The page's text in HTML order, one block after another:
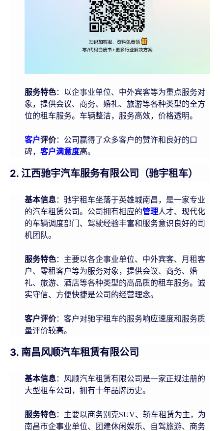
服务特色：以企事业单位、中外宾客等为重点服务对
象，提供会议、商务、婚礼、旅游等各种类型的全方
位的租车服务。车辆整洁，服务高效，价格透明。
客户评价：公司赢得了众多客户的赞许和良好的口
碑， 客户满意度高。
2. 江西驰宇汽车服务有限公司（驰宇租车）
基本信息：驰宇租车坐落于英雄城南昌，是一家专业
的汽车租赁公司。公司拥有相应的管理人才、现代化
的车辆调度部门、驾驶经验丰富和服务意识良好的司
机团队。
服务特色：主要以各企事业单位、中外宾客、月租客
户、零租客户等为服务对象，提供会议、商务、婚
礼、旅游、酒店等各种类型的高品质的租车服务。诚
实守信、方便快捷是公司的经营理念。
客户评价：客户对驰宇租车的服务响应速度和服务质
量评价较高。
3. 南昌风顺汽车租赁有限公司
基本信息：风顺汽车租赁有限公司是一家正规注册的
大型租车公司，拥有十年品牌历史。
服务特色：主要以商务别克SUV、轿车租赁为主，为
南昌市企事业单位、团建休闲娱乐、自驾旅游、商务